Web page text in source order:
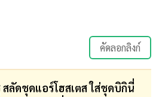
คัดลอกลิงก์
ลัดชุดแอร์โฮสเตส ใส่ชุดบิกินี่